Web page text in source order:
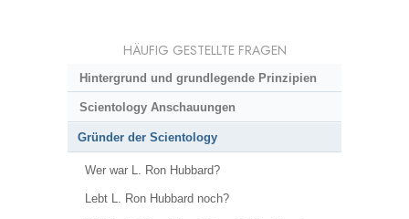
HÄUFIG GESTELLTE FRAGEN
Hintergrund und grundlegende Prinzipien
Scientology Anschauungen
Gründer der Scientology
Wer war L. Ron Hubbard?
Lebt L. Ron Hubbard noch?